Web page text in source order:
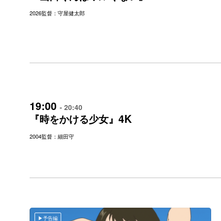
2026監督：守屋健太郎
19:00 - 20:40
『時をかける少女』 4K
2004監督：細田守
予告編